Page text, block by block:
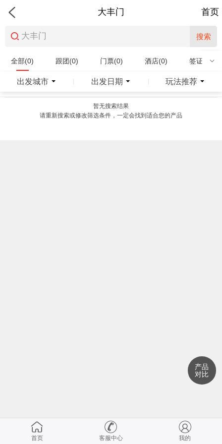
大丰门 首页
搜索
全部(0) 跟团(0) 门票(0) 酒店(0) 签证(0)
特产商品(0)
出发城市 出发日期 玩法推荐
暂无搜索结果
请重新搜索或修改筛选条件，一定会找到适合您的产品
产品
对比
首页 客服中心 我的